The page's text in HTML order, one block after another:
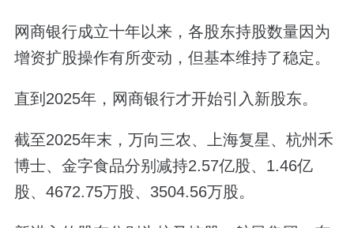
网商银行成立十年以来，各股东持股数量因为
增资扩股操作有所变动，但基本维持了稳定。
直到2025年，网商银行才开始引入新股东。
截至2025年末，万向三农、上海复星、杭州禾
博士、金字食品分别减持2.57亿股、1.46亿
股、4672.75万股、3504.56万股。